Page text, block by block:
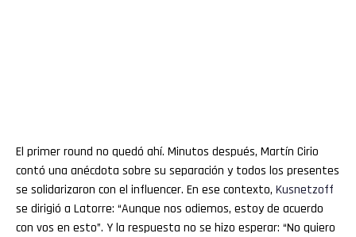
El primer round no quedó ahí. Minutos después, Martín Cirio
contó una anécdota sobre su separación y todos los presentes
se solidarizaron con el influencer. En ese contexto, Kusnetzoff
se dirigió a Latorre: “Aunque nos odiemos, estoy de acuerdo
con vos en esto”. Y la respuesta no se hizo esperar: “No quiero